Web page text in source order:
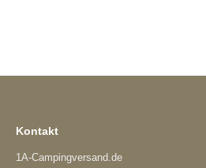
Kontakt
1A-Campingversand.de